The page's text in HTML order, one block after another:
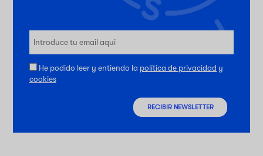
He podido leer y entiendo la política de privacidad y
cookies
RECIBIR NEWSLETTER